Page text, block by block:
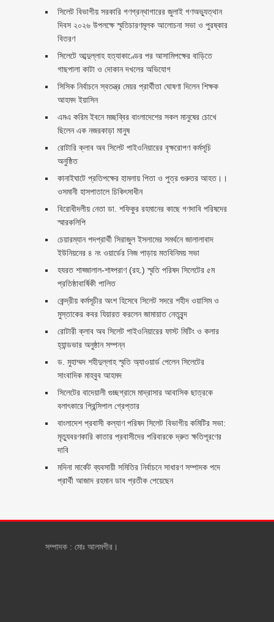
সিলেট বিভাগীয় সরকারি গণগ্রন্থাগারের জুলাই গণঅভ্যুত্থান
দিবস ২০২৬ উপলক্ষে স্মৃতিচারণমূলক আলোচনা সভা ও পুরষ্কার
বিতরণ ‎ ‎
সিলেটে আব্দুল্লাহ হত্যাকাণ্ডের পর আসামিপক্ষের বাড়িতে
গাছপালা কাটা ও দোকান দখলের অভিযোগ
সিসিক নির্বাচনে স্বতন্ত্র মেয়র প্রার্থীতা ঘোষণা দিলেন শিক্ষক
আহমদ ইয়াসিন
এমএ করিম ইবনে মচ্ছব্বির বাংলাদেশের সকল মানুষের চোখে
ছিলেন এক নজরকাড়া মানুষ ‎
রোটারি ক্লাব অব সিলেট পাইওনিয়ারের বৃক্ষরোপণ কর্মসূচি
অনুষ্ঠিত
কানাইঘাটে প্রতিপক্ষের হামলায় পিতা ও পুত্র গুরুতর আহত।।
ওসমানী হাসপাতালে চিকিৎসাধীন
বিরোধীদলীয় নেতা ডা. শফিকুর রহমানের কাছে গণদাবি পরিষদের
স্মারকলিপি ‎
চেয়ারম্যান পদপ্রার্থী সিরাজুল ইসলামের সমর্থনে জালালাবাদ
ইউনিয়নের ৪ নং ওয়ার্ডের নিজ পাড়ায় মতবিনিময় সভা
হযরত শাহ্জালাল-শাহ্পরাণ (রহ.) স্মৃতি পরিষদ সিলেটের ৫ম
প্রতিষ্ঠাবার্ষিকী পালিত ‎​
কেন্দ্রীয় কর্মসূচীর অংশ হিসেবে সিলেট সদরে শহীদ ওয়াসিম ও
মুস্তাকের কবর যিয়ারত করলেন জামায়াত নেতৃবৃন্দ ‎
রোটারী ক্লাব অব সিলেট পাইওনিয়ারের ফাস্ট মিটিং ও কলার
হ্যান্ডভার অনুষ্ঠান সম্পন্ন
ড. মুহাম্মদ শহীদুল্লাহ স্মৃতি অ্যাওয়ার্ড পেলেন সিলেটের
সাংবাদিক মাহবুব আহমদ
সিলেটের বাদেয়ালী গুচ্ছগ্রামে মাদ্রাসার আবাসিক ছাত্রকে
বলাৎকারে প্রিন্সিপাল গ্রেপ্তার ‎
বাংলাদেশ প্রবাসী কল্যাণ পরিষদ সিলেট বিভাগীয় কমিটির সভা:
মৃত্যুবরণকারি কাতার প্রবাসীদের পরিবারকে দ্রুত ক্ষতিপূরণের
দাবি
মদিনা মার্কেট ব্যবসায়ী সমিতির নির্বাচনে সাধারণ সম্পাদক পদে
প্রার্থী আজাদ রহমান ডাব প্রতীক পেয়েছেন ‎
সম্পাদক : মোঃ আলমগীর।